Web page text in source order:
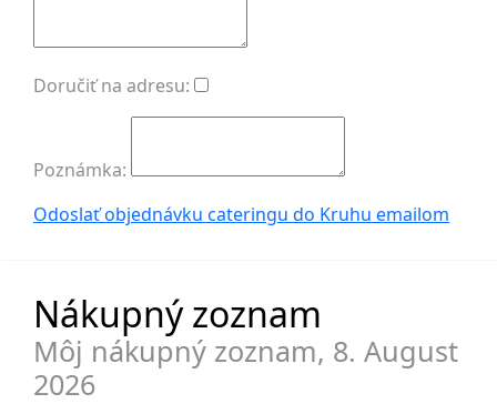
Doručiť na adresu:
Poznámka:
Odoslať objednávku cateringu do Kruhu emailom
Nákupný zoznam
Môj nákupný zoznam, 8. August
2026